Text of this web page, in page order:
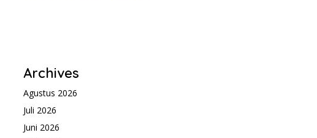
Archives
Agustus 2026
Juli 2026
Juni 2026